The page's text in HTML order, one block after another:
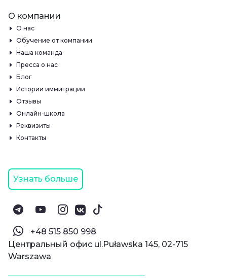
О компании
О нас
Обучение от компании
Наша команда
Пресса о нас
Блог
Истории иммиграции
Отзывы
Онлайн-школа
Реквизиты
Контакты
Узнать больше
‪+48 515 850 998‬
Центральный офис ul.Puławska 145, 02-715
Warszawa